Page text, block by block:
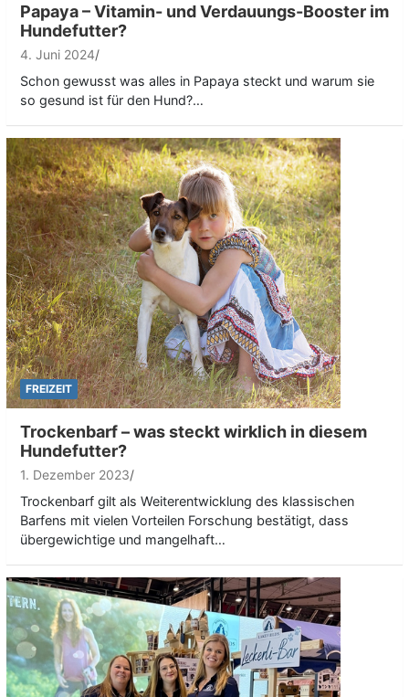
Papaya – Vitamin- und Verdauungs-Booster im
Hundefutter?
4. Juni 2024
Schon gewusst was alles in Papaya steckt und warum sie
so gesund ist für den Hund?…
FREIZEIT
Trockenbarf – was steckt wirklich in diesem
Hundefutter?
1. Dezember 2023
Trockenbarf gilt als Weiterentwicklung des klassischen
Barfens mit vielen Vorteilen Forschung bestätigt, dass
übergewichtige und mangelhaft…